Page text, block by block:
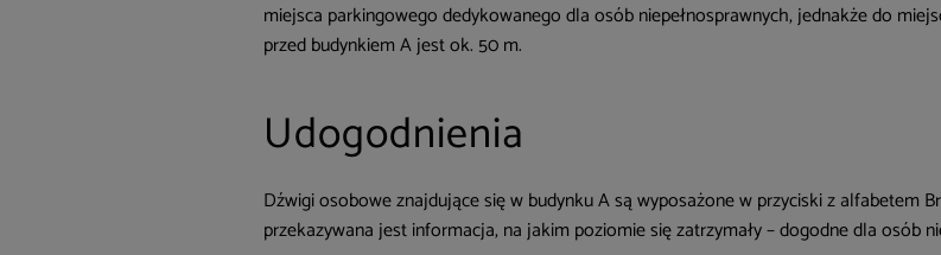
miejsca parkingowego dedykowanego dla osób niepełnosprawnych, jednakże do
przed budynkiem A jest ok. 50 m.
Udogodnienia
Dźwigi osobowe znajdujące się w budynku A są wyposażone w przyciski z alfabetem
przekazywana jest informacja, na jakim poziomie się zatrzymały – dogodne dla osób